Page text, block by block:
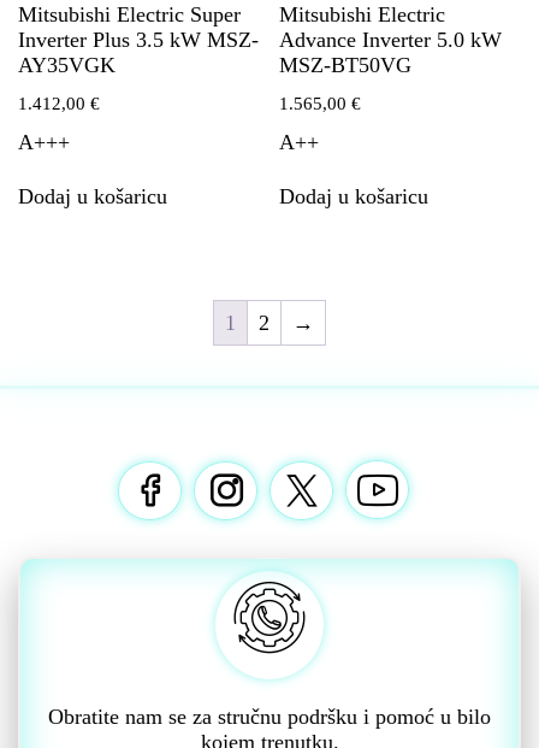
Mitsubishi Electric Super
Inverter Plus 3.5 kW MSZ-
AY35VGK
1.412,00 €
A+++
Dodaj u košaricu
Mitsubishi Electric
Advance Inverter 5.0 kW
MSZ-BT50VG
1.565,00€
A++
Dodaj u košaricu
1 2 →
Obratite nam se za stručnu podršku i pomoć u bilo
kojem trenutku.